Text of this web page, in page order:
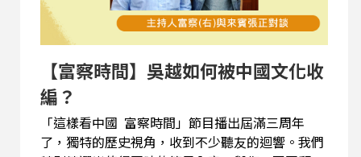
【富察時間】吳越如何被中國文化收
編？
「這樣看中國 富察時間」節目播出屆滿三周年
了，獨特的歷史視角，收到不少聽友的迴響。我們